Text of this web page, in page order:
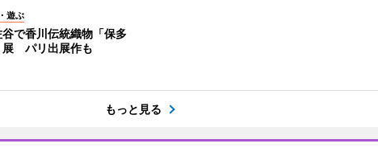
遊ぶ
で香川伝統織物「保多
展 パリ出展作も
もっと見る